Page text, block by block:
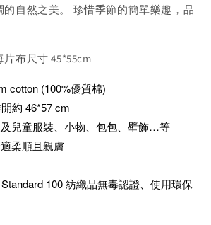
自然之美。 珍惜季節的簡單樂趣，品
布尺寸 45*55cm
cotton (100%優質棉)
約 46*57 cm
兒童服裝、小物、包包、壁飾…等
柔順且親膚
100 紡織品無毒認證、使用環保